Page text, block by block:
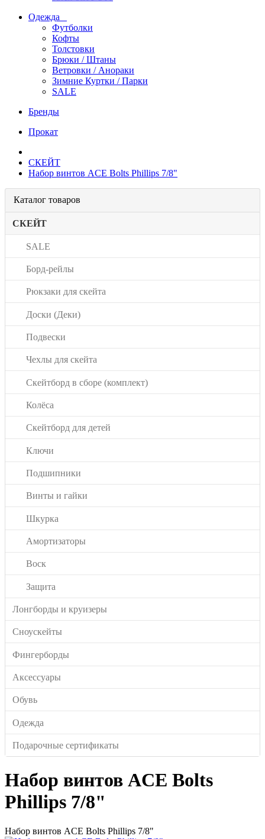
Одежда
Футболки
Кофты
Толстовки
Брюки / Штаны
Ветровки / Анораки
Зимние Куртки / Парки
SALE
Бренды
Прокат
СКЕЙТ
Набор винтов ACE Bolts Phillips 7/8"
Каталог товаров
СКЕЙТ
SALE
Борд-рейлы
Рюкзаки для скейта
Доски (Деки)
Подвески
Чехлы для скейта
Скейтборд в сборе (комплект)
Колёса
Скейтборд для детей
Ключи
Подшипники
Винты и гайки
Шкурка
Амортизаторы
Воск
Защита
Лонгборды и круизеры
Сноускейты
Фингерборды
Аксессуары
Обувь
Одежда
Подарочные сертификаты
Набор винтов ACE Bolts
Phillips 7/8"
Набор винтов ACE Bolts Phillips 7/8"